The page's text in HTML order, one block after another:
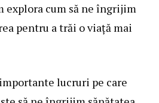
explora cum să ne îngrijim
pentru a trăi o viață mai
lucruri pe care